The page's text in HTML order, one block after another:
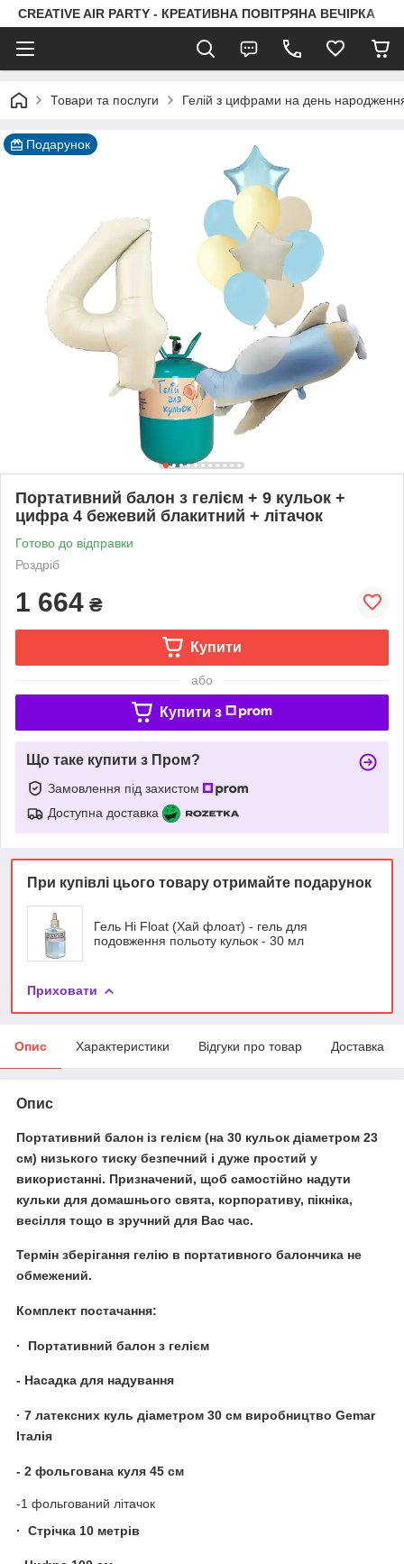
CREATIVE AIR PARTY - КРЕАТИВНА ПОВІТРЯНА ВЕЧІРКА
Товари та послуги Гелій з цифрами на день
Подарунок
Портативний балон з гелієм + 9 кульок +
цифра 4 бежевий блакитний + літачок
Готово до відправки
Роздріб
1 664 ₴
Купити
або
Купити з
Що таке купити з Пром?
Замовлення під захистом
Доступна доставка
При купівлі цього товару отримайте подарунок
Гель Hi Float (Хай флоат) - гель для
подовження польоту кульок - 30 мл
Приховати
Опис Характеристики Відгуки про товар Доставка
Опис
Портативний балон із гелієм (на 30 кульок діаметром 23
см) низького тиску безпечний і дуже простий у
використанні. Призначений, щоб самостійно надути
кульки для домашнього свята, корпоративу, пікніка,
весілля тощо в зручний для Вас час.
Термін зберігання гелію в портативного балончика не
обмежений.
Комплект постачання:
· Портативний балон з гелієм
- Насадка для надування
· 7 латексних куль діаметром 30 см виробництво Gemar
Італія
- 2 фольгована куля 45 см
-1 фольгований літачок
· Стрічка 10 метрів